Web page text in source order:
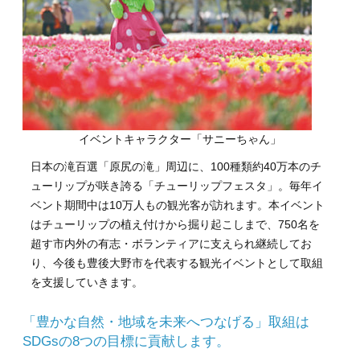
イベントキャラクター「サニーちゃん」
日本の滝百選「原尻の滝」周辺に、100種類約40万本のチ
ューリップが咲き誇る「チューリップフェスタ」。毎年イ
ベント期間中は10万人もの観光客が訪れます。本イベント
はチューリップの植え付けから掘り起こしまで、750名を
超す市内外の有志・ボランティアに支えられ継続してお
り、今後も豊後大野市を代表する観光イベントとして取組
を支援していきます。
「豊かな自然・地域を未来へつなげる」取組は
SDGsの8つの目標に貢献します。